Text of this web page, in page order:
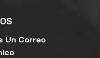
Un Correo